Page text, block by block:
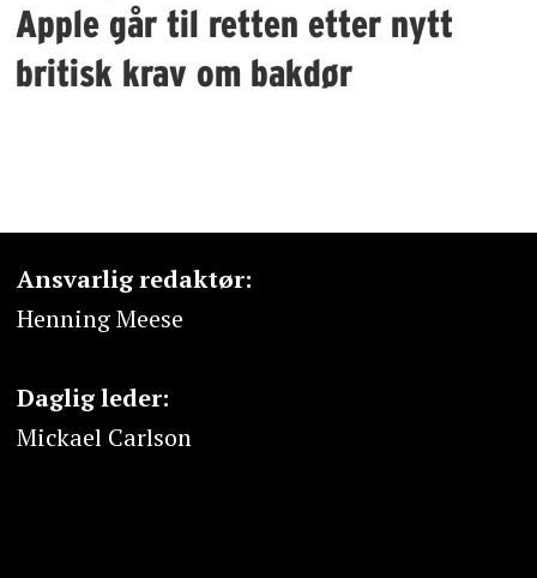
Apple går til retten etter nytt
britisk krav om bakdør
Ansvarlig redaktør:
Henning Meese
Daglig leder:
Mickael Carlson